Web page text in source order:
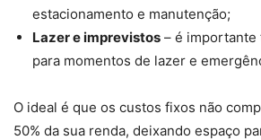
estacionamento e manutenção;
Lazer e imprevistos – é importante
para momentos de lazer e
O ideal é que os custos fixos não
50% da sua renda, deixando espaço